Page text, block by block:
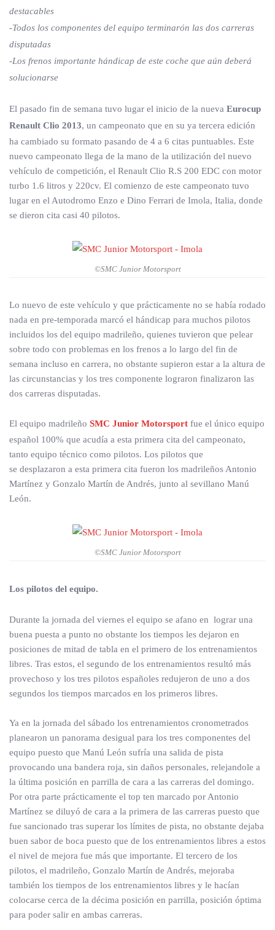
destacables
-Todos los componentes del equipo terminarón las dos carreras
disputadas
-Los frenos importante hándicap de este coche que aún deberá
solucionarse
El pasado fin de semana tuvo lugar el inicio de la nueva Eurocup
Renault Clio 2013, un campeonato que en su ya tercera edición
ha cambiado su formato pasando de 4 a 6 citas puntuables. Este
nuevo campeonato llega de la mano de la utilización del nuevo
vehículo de competición, el Renault Clio R.S 200 EDC con motor
turbo 1.6 litros y 220cv. El comienzo de este campeonato tuvo
lugar en el Autodromo Enzo e Dino Ferrari de Imola, Italia, donde
se dieron cita casi 40 pilotos.
©SMC Junior Motorsport
Lo nuevo de este vehículo y que prácticamente no se había rodado
nada en pre-temporada marcó el hándicap para muchos pilotos
incluidos los del equipo madrileño, quienes tuvieron que pelear
sobre todo con problemas en los frenos a lo largo del fin de
semana incluso en carrera, no obstante supieron estar a la altura de
las circunstancias y los tres componente lograron finalizaron las
dos carreras disputadas.
El equipo madrileño SMC Junior Motorsport fue el único equipo
español 100% que acudía a esta primera cita del campeonato,
tanto equipo técnico como pilotos. Los pilotos que
se desplazaron a esta primera cita fueron los madrileños Antonio
Martínez y Gonzalo Martín de Andrés, junto al sevillano Manú
León.
©SMC Junior Motorsport
Los pilotos del equipo.
Durante la jornada del viernes el equipo se afano en lograr una
buena puesta a punto no obstante los tiempos les dejaron en
posiciones de mitad de tabla en el primero de los entrenamientos
libres. Tras estos, el segundo de los entrenamientos resultó más
provechoso y los tres pilotos españoles redujeron de uno a dos
segundos los tiempos marcados en los primeros libres.
Ya en la jornada del sábado los entrenamientos cronometrados
planearon un panorama desigual para los tres componentes del
equipo puesto que Manú León sufría una salida de pista
provocando una bandera roja, sin daños personales, relejandole a
la última posición en parrilla de cara a las carreras del domingo.
Por otra parte prácticamente el top ten marcado por Antonio
Martínez se diluyó de cara a la primera de las carreras puesto que
fue sancionado tras superar los límites de pista, no obstante dejaba
buen sabor de boca puesto que de los entrenamientos libres a estos
el nivel de mejora fue más que importante. El tercero de los
pilotos, el madrileño, Gonzalo Martín de Andrés, mejoraba
también los tiempos de los entrenamientos libres y le hacían
colocarse cerca de la décima posición en parrilla, posición óptima
para poder salir en ambas carreras.